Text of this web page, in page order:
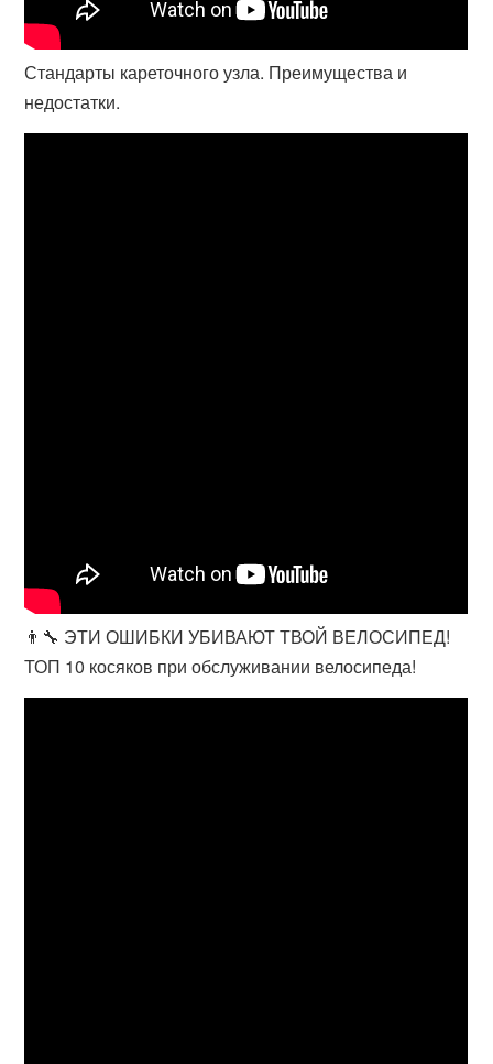
Стандарты кареточного узла. Преимущества и
недостатки.
👨‍🔧 ЭТИ ОШИБКИ УБИВАЮТ ТВОЙ ВЕЛОСИПЕД!
ТОП 10 косяков при обслуживании велосипеда!